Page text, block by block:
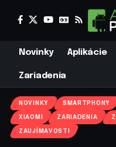
Novinky Aplikácie
Zariadenia
NOVINKY SMARTPHONY
XIAOMI ZARIADENIA
ZAUJÍMAVOSTI